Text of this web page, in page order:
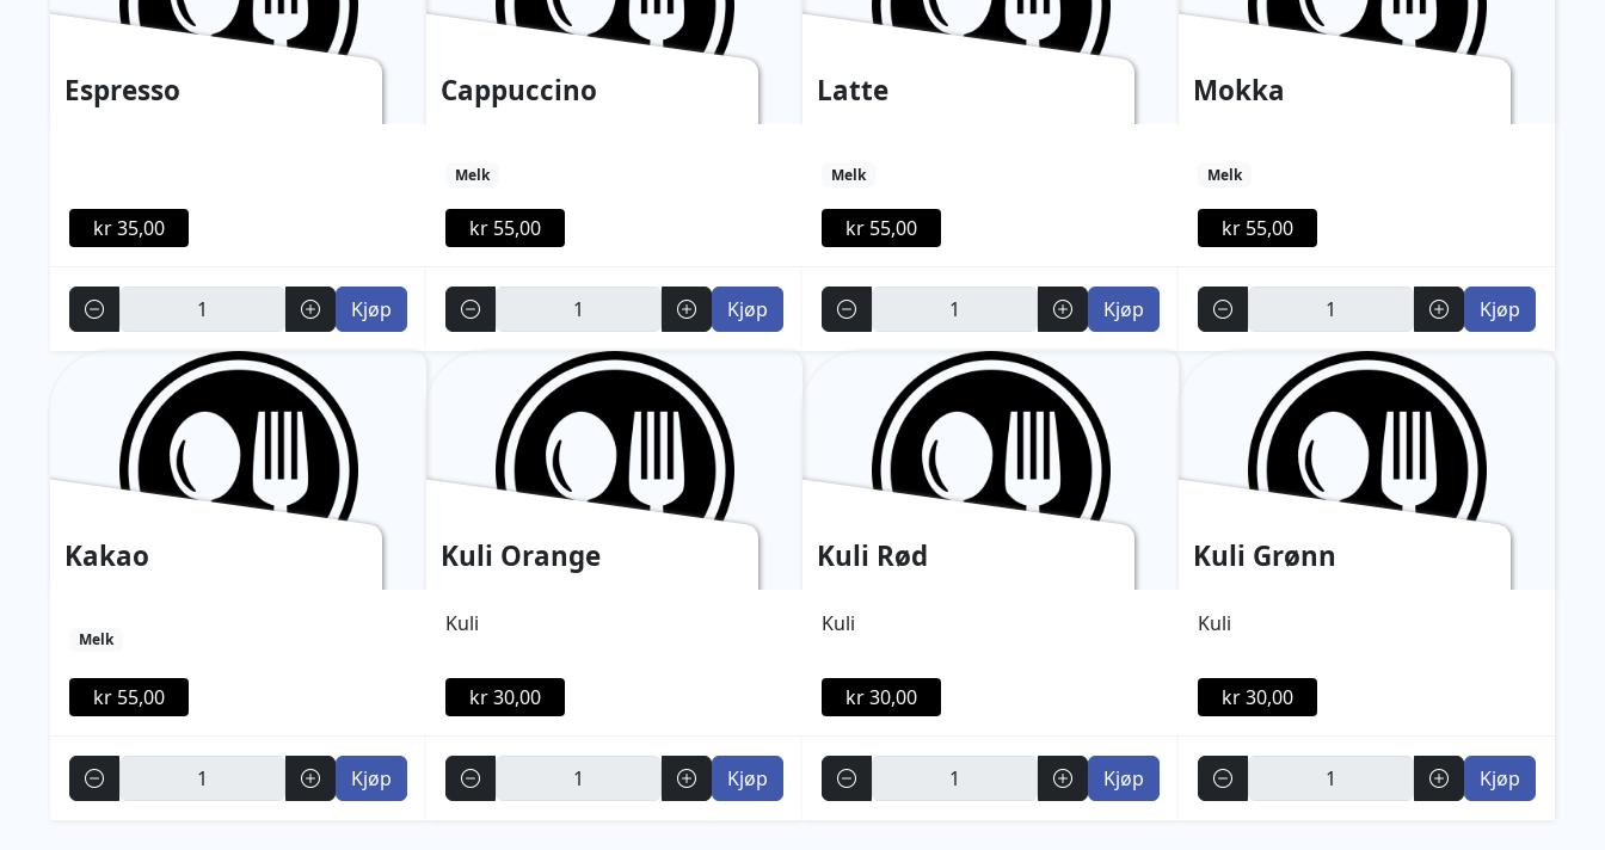
Espresso
kr 35,00
Antall Kjøp
Cappuccino
Melk
kr 55,00
Antall Kjøp
Latte
Melk
kr 55,00
Antall Kjøp
Mokka
Melk
kr 55,00
Antall Kjøp
Kakao
Melk
kr 55,00
Antall Kjøp
Kuli Orange
Kuli
kr 30,00
Antall Kjøp
Kuli Rød
Kuli
kr 30,00
Antall Kjøp
Kuli Grønn
Kuli
kr 30,00
Antall Kjøp